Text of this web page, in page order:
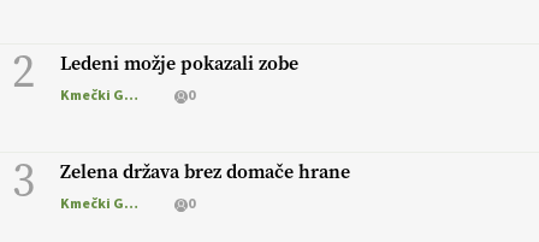
2 Ledeni možje pokazali zobe
Kmečki Glas 0
3 Zelena država brez domače hrane
Kmečki Glas 0